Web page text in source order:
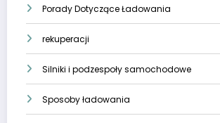
Porady Dotyczące Ładowania
rekuperacji
Silniki i podzespoły samochodowe
Sposoby ładowania